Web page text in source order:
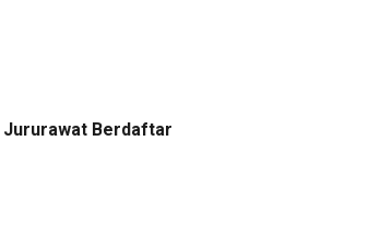
Jururawat Berdaftar